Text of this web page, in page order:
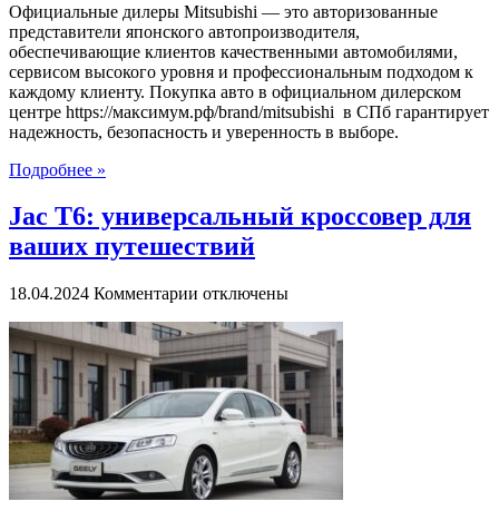
Официальные дилеры Mitsubishi — это авторизованные
представители японского автопроизводителя,
обеспечивающие клиентов качественными автомобилями,
сервисом высокого уровня и профессиональным подходом к
каждому клиенту. Покупка авто в официальном дилерском
центре https://максимум.рф/brand/mitsubishi в СПб гарантирует
надежность, безопасность и уверенность в выборе.
Подробнее »
Jac T6: универсальный кроссовер для
ваших путешествий
18.04.2024 Комментарии к
Jac
T6:
универсальный
кроссовер
для
ваших
путешествий
отключены